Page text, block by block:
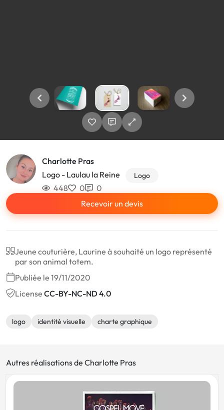
Charlotte Pras
Logo - Laulau la Reine
Logo
448 0
0
Recevoir un devis
Jeune couturière, Laurine à souhaité un logo représenté
par son animal totem.
Publiée le 19/11/2020
License CC-BY-NC-ND 4.0
logo identité visuelle charte graphique
Autres réalisations de Charlotte Pras